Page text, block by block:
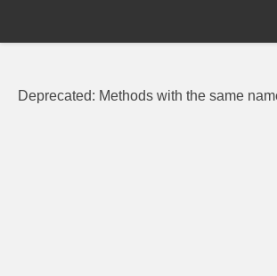
:
Deprecated: Methods with the same